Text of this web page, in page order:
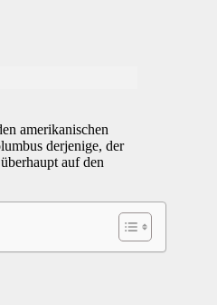
amerikanischen
derjenige, der
auf den